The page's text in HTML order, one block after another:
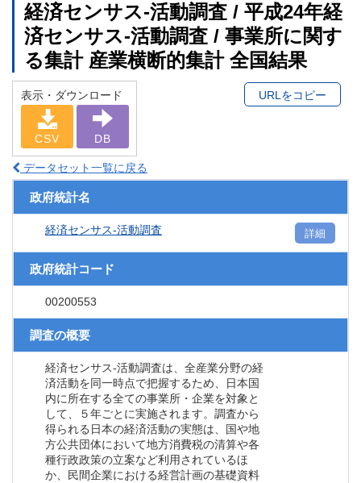
経済センサス‐活動調査 / 平成24年経
済センサス‐活動調査 / 事業所に関す
る集計 産業横断的集計 全国結果
表示・ダウンロード
CSV DB
URLをコピー
データセット一覧に戻る
政府統計名
経済センサス‐活動調査 詳細
政府統計コード
00200553
調査の概要
経済センサス‐活動調査は、全産業分野の経
済活動を同一時点で把握するため、日本国
内に所在する全ての事業所・企業を対象と
して、５年ごとに実施されます。調査から
得られる日本の経済活動の実態は、国や地
方公共団体において地方消費税の清算や各
種行政政策の立案など利用されているほ
か、民間企業における経営計画の基礎資料